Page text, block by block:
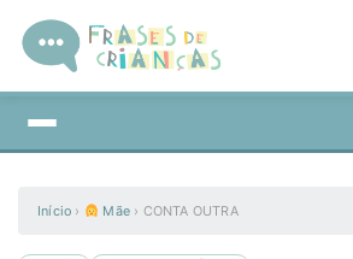
Início › Mãe › CONTA OUTRA